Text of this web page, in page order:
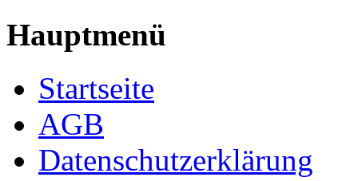
Hauptmenü
Startseite
AGB
Datenschutzerklärung